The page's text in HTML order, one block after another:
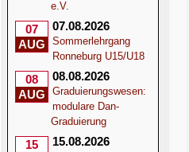
e.V.
07
AUG
07.08.2026
Sommerlehrgang
Ronneburg U15/U18
08
AUG
08.08.2026
Graduierungswesen:
modulare Dan-
Graduierung
15
15.08.2026